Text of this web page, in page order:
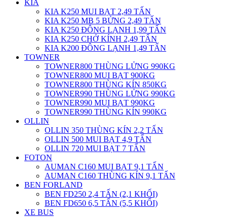
KIA
KIA K250 MUI BẠT 2,49 TẤN
KIA K250 MB 5 BỬNG 2,49 TẤN
KIA K250 ĐÔNG LẠNH 1,99 TẤN
KIA K250 CHỞ KÍNH 2,49 TẤN
KIA K200 ĐÔNG LẠNH 1,49 TẤN
TOWNER
TOWNER800 THÙNG LỬNG 990KG
TOWNER800 MUI BẠT 900KG
TOWNER800 THÙNG KÍN 850KG
TOWNER990 THÙNG LỬNG 990KG
TOWNER990 MUI BẠT 990KG
TOWNER990 THÙNG KÍN 990KG
OLLIN
OLLIN 350 THÙNG KÍN 2,2 TẤN
OLLIN 500 MUI BẠT 4,9 TẤN
OLLIN 720 MUI BẠT 7 TẤN
FOTON
AUMAN C160 MUI BẠT 9,1 TẤN
AUMAN C160 THÙNG KÍN 9,1 TẤN
BEN FORLAND
BEN FD250 2,4 TẤN (2,1 KHỐI)
BEN FD650 6,5 TẤN (5,5 KHỐI)
XE BUS